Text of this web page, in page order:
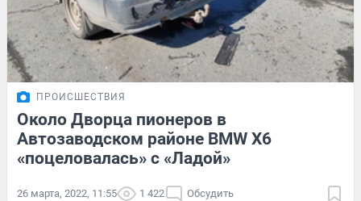
ПРОИСШЕСТВИЯ
Около Дворца пионеров в
Автозаводском районе BMW X6
«поцеловалась» с «Ладой»
26 марта, 2022, 11:55 1 422 Обсудить